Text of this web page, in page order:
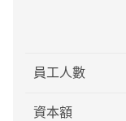
員工人數
資本額